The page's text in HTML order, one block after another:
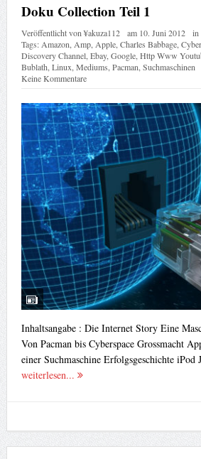
Doku Collection Teil 1
Veröffentlicht von¥akuza112 am 10. Juni 2012 in
Tags: Amazon Amp, Apple, Charles Babbage,
Discovery Channel, Ebay, Google, Http Www
Bublath Linux Mediums Pacman Suchmaschinen
Keine Kommentare
Inhaltsangabe : Die Internet Story Eine
Von Pacman bis Cyberspace Grossmacht
einer Suchmaschine Erfolgsgeschichte iPod
weiterlesen...